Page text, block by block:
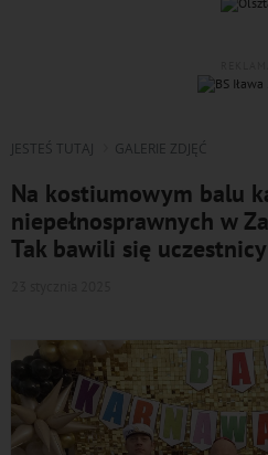
JESTEŚ TUTAJ GALERIE ZDJĘĆ
Na kostiumowym balu
niepełnosprawnych w
Tak bawili się